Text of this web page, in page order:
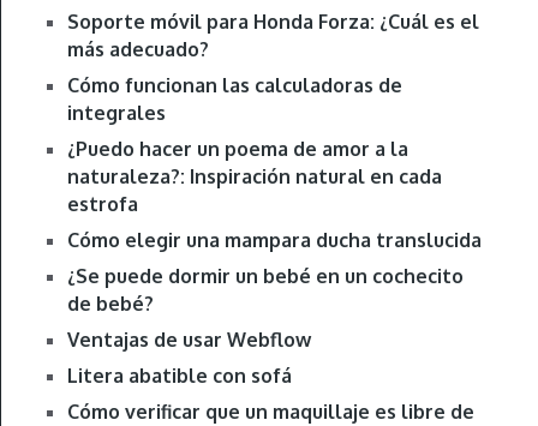
Soporte móvil para Honda Forza: ¿Cuál es el
más adecuado?
Cómo funcionan las calculadoras de
integrales
¿Puedo hacer un poema de amor a la
naturaleza?: Inspiración natural en cada
estrofa
Cómo elegir una mampara ducha translucida
¿Se puede dormir un bebé en un cochecito
de bebé?
Ventajas de usar Webflow
Litera abatible con sofá
Cómo verificar que un maquillaje es libre de